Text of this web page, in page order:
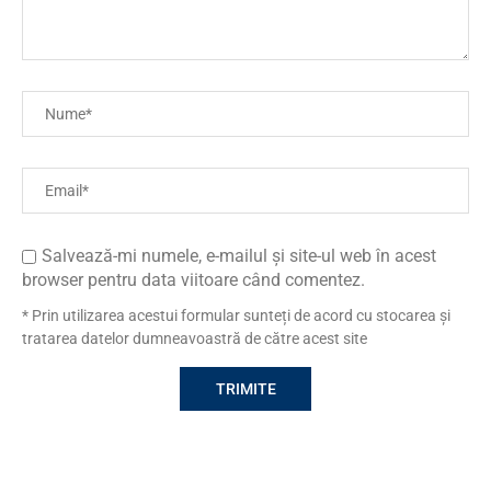
Salvează-mi numele, e-mailul și site-ul web în acest
browser pentru data viitoare când comentez.
* Prin utilizarea acestui formular sunteți de acord cu stocarea și
tratarea datelor dumneavoastră de către acest site